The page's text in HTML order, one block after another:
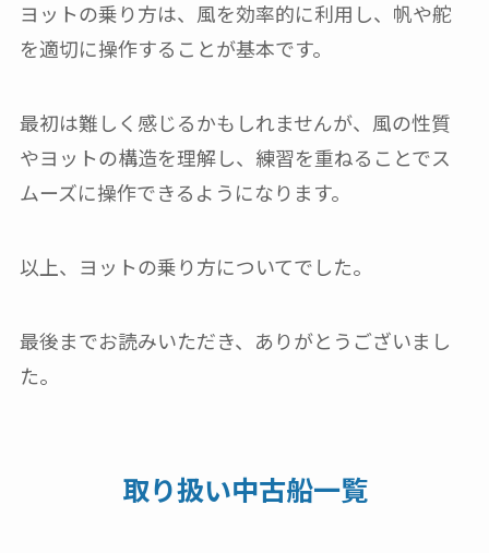
ヨットの乗り方は、風を効率的に利用し、帆や舵
を適切に操作することが基本です。
最初は難しく感じるかもしれませんが、風の性質
やヨットの構造を理解し、練習を重ねることでス
ムーズに操作できるようになります。
以上、ヨットの乗り方についてでした。
最後までお読みいただき、ありがとうございまし
た。
取り扱い中古船一覧